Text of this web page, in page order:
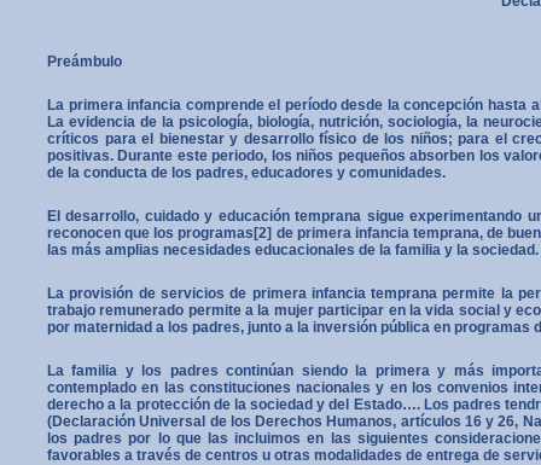
Preámbulo
La primera infancia comprende el período desde la concepción
La evidencia de la psicología, biología, nutrición, sociología, la
críticos para el bienestar y desarrollo físico de los niños; para el
positivas. Durante este periodo, los niños pequeños absorben los
de la conducta de los padres, educadores y comunidades.
El desarrollo, cuidado y educación temprana sigue
reconocen que los programas[2] de primera infancia temprana, de
las más amplias necesidades educacionales de la familia y la sociedad.
La provisión de servicios de primera infancia temprana permite la
trabajo remunerado permite a la mujer participar en la vida social y
por maternidad a los padres, junto a la inversión pública en programas
La familia y los padres continúan siendo la primera y más
contemplado en las constituciones nacionales y en los convenios
derecho a la protección de la sociedad y del Estado…. Los padres
(Declaración Universal de los Derechos Humanos, artículos 16 y 26,
los padres por lo que las incluimos en las siguientes
favorables a través de centros u otras modalidades de entrega de